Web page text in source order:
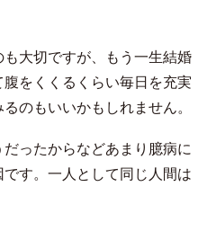
大切ですが、
もう一生結婚
をくくるくらい毎日を充実
のもいいかもしれません。
ったからなどあまり臆病に
す。一人として同じ人間は